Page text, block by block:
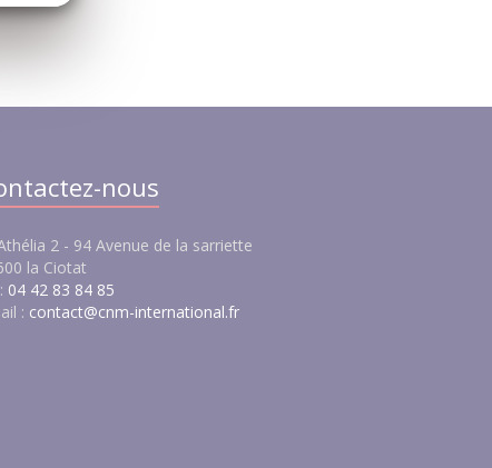
nous
2 - 94 Avenue de la sarriette
la Ciotat
04 42 83 84 85
: contact@cnm-international.fr